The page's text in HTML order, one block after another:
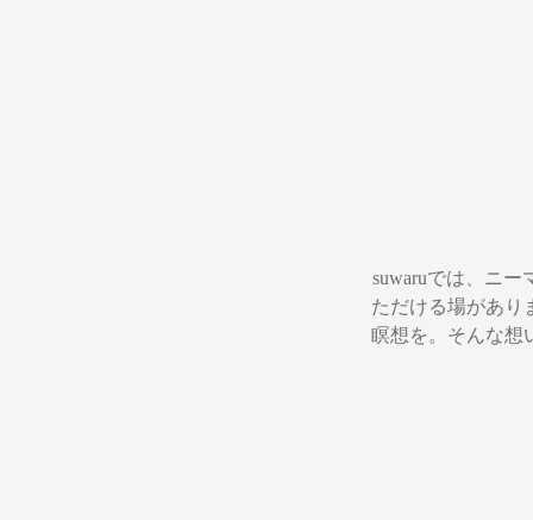
suwaruでは、ニ
ただける場があり
瞑想を。そんな想